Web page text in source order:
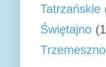
Tatrzańskie
Świętajno
Trzemeszno